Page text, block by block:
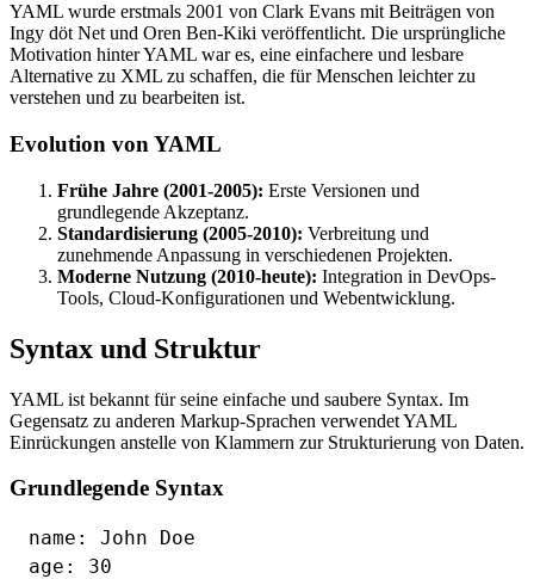
YAML wurde erstmals 2001 von Clark Evans mit Beiträgen von
Ingy döt Net und Oren Ben-Kiki veröffentlicht. Die ursprüngliche
Motivation hinter YAML war es, eine einfachere und lesbare
Alternative zu XML zu schaffen, die für Menschen leichter zu
verstehen und zu bearbeiten ist.
Evolution von YAML
Frühe Jahre (2001-2005): Erste Versionen und
grundlegende Akzeptanz.
Standardisierung (2005-2010): Verbreitung und
zunehmende Anpassung in verschiedenen Projekten.
Moderne Nutzung (2010-heute): Integration in DevOps-
Tools, Cloud-Konfigurationen und Webentwicklung.
Syntax und Struktur
YAML ist bekannt für seine einfache und saubere Syntax. Im
Gegensatz zu anderen Markup-Sprachen verwendet YAML
Einrückungen anstelle von Klammern zur Strukturierung von Daten.
Grundlegende Syntax
name: John Doe
age: 30